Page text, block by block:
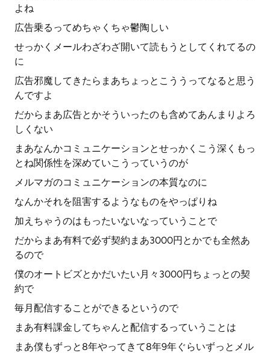
よね
広告乗るってめちゃくちゃ鬱陶しい
せっかくメールわざわざ開いて読もうとしてくれてるの
に
広告邪魔してきたらまあちょっとこううってなると思う
んですよ
だからまあ広告とかそういったのも含めてあんまりよろ
しくない
まあなんかコミュニケーションとせっかくこう深くもっ
とね関係性を深めていこうっていうのが
メルマガのコミュニケーションの本質なのに
なんかそれを阻害するようなものをやっぱりね
加えちゃうのはもったいないなっていうことで
だからまあ有料で必ず契約まあ3000円とかでも全然あ
るので
僕のオートビズとかだいたい月々3000円ちょっとの契
約で
毎月配信することができるというので
まあ有料課金してちゃんと配信するっていうことは
まあ僕もずっと8年やってきて8年9年ぐらいずっとメル